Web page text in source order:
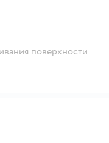
поверхности